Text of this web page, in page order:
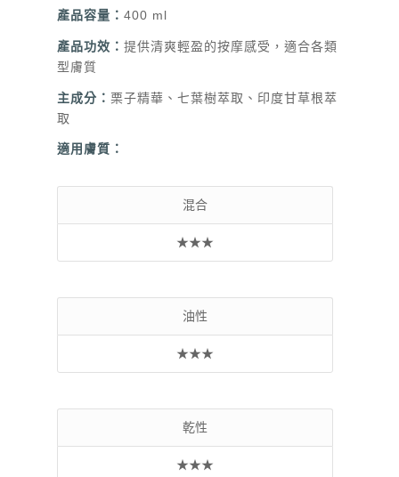
產品容量： 400 ml
產品功效： 提供清爽輕盈的按摩感受，適合各類
型膚質
主成分： 栗子精華、七葉樹萃取、印度甘草根萃
取
適用膚質：
混合
★★★
油性
★★★
乾性
★★★